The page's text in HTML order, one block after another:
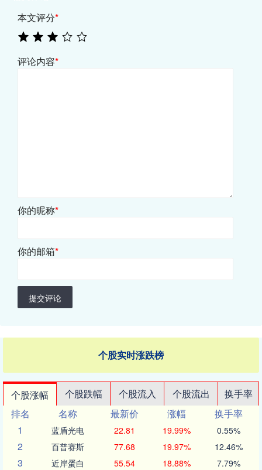
本文评分*
评论内容*
你的昵称*
你的邮箱*
提交评论
个股实时涨跌榜
个股涨幅 个股跌幅 个股流入 个股流出
换手率
排名
名称 最新价 涨幅
换手率
1
蓝盾光电 22.81 19.99% 0.55%
2 百普赛斯 77.68 19.97% 12.46%
3 近岸蛋白 55.54 18.88% 7.79%